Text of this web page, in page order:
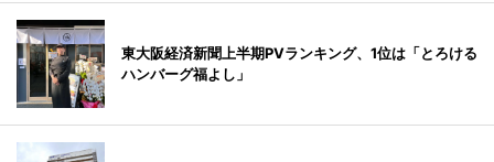
東大阪経済新聞上半期PVランキング、1位は「とろける
ハンバーグ福よし」